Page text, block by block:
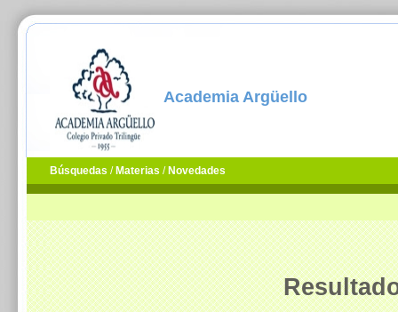
Academia Argüello
Búsquedas / Materias / Novedades